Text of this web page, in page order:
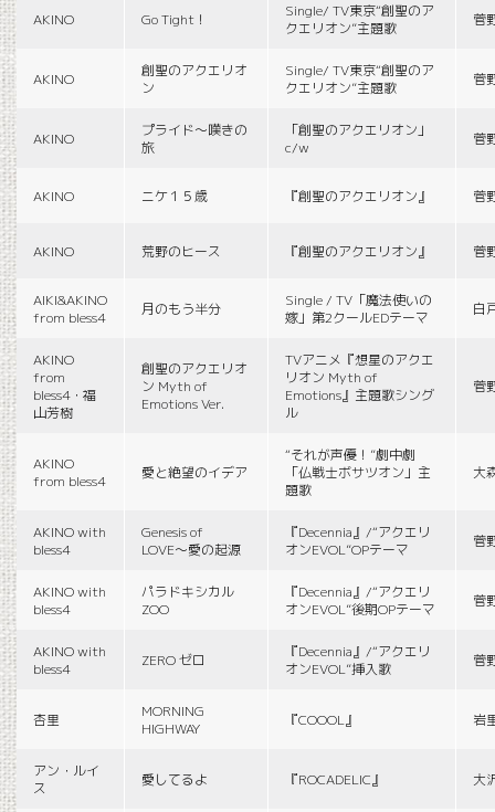
AKINO Go Tight！
Single/ TV東京“創聖のア
クエリオン”主題歌
菅
AKINO
創聖のアクエリオ
ン
Single/ TV東京“創聖のア
クエリオン”主題歌
菅
AKINO
プライド〜嘆きの
旅
「創聖のアクエリオン」
c/w
菅
AKINO ニケ１５歳 『創聖のアクエリオン』 菅
AKINO 荒野のヒース 『創聖のアクエリオン』 菅
AIKI&AKINO
from bless4
月のもう半分
Single / TV「魔法使いの
嫁」第2クールEDテーマ
白
AKINO
from
bless4・福
山芳樹
創聖のアクエリオ
ン Myth of
Emotions Ver.
TVアニメ『想星のアクエ
リオン Myth of
Emotions』主題歌シング
ル
菅
AKINO
from bless4
愛と絶望のイデア
“それが声優！”劇中劇
「仏戦士ボサツオン」主
題歌
大
AKINO with
bless4
Genesis of
LOVE〜愛の起源
『Decennia』/“アクエリ
オンEVOL”OPテーマ
菅
AKINO with
bless4
パラドキシカル
ZOO
『Decennia』/“アクエリ
オンEVOL”後期OPテーマ
菅
AKINO with
bless4
ZERO ゼロ
『Decennia』/“アクエリ
オンEVOL”挿入歌
菅
杏里
MORNING
HIGHWAY
『COOOL』 岩
アン・ルイ
ス
愛してるよ 『ROCADELIC』 大